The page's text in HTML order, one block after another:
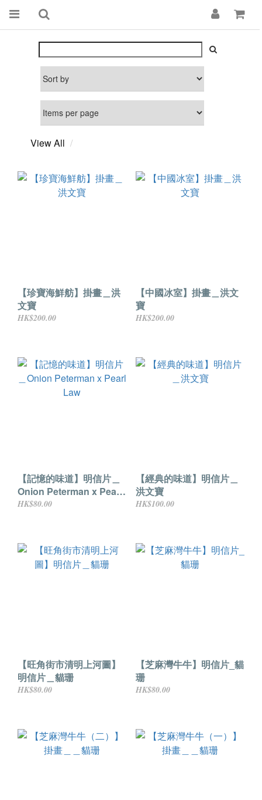
View All
【珍寶海鮮舫】掛畫＿洪
文寶
HK$200.00
【中國冰室】掛畫＿洪文
寶
HK$200.00
【記憶的味道】明信片＿
Onion Peterman x Pearl
Law
HK$80.00
【經典的味道】明信片＿
洪文寶
HK$100.00
【旺角街市清明上河圖】
明信片＿貓珊
HK$80.00
【芝麻灣牛牛】明信片_貓
珊
HK$80.00